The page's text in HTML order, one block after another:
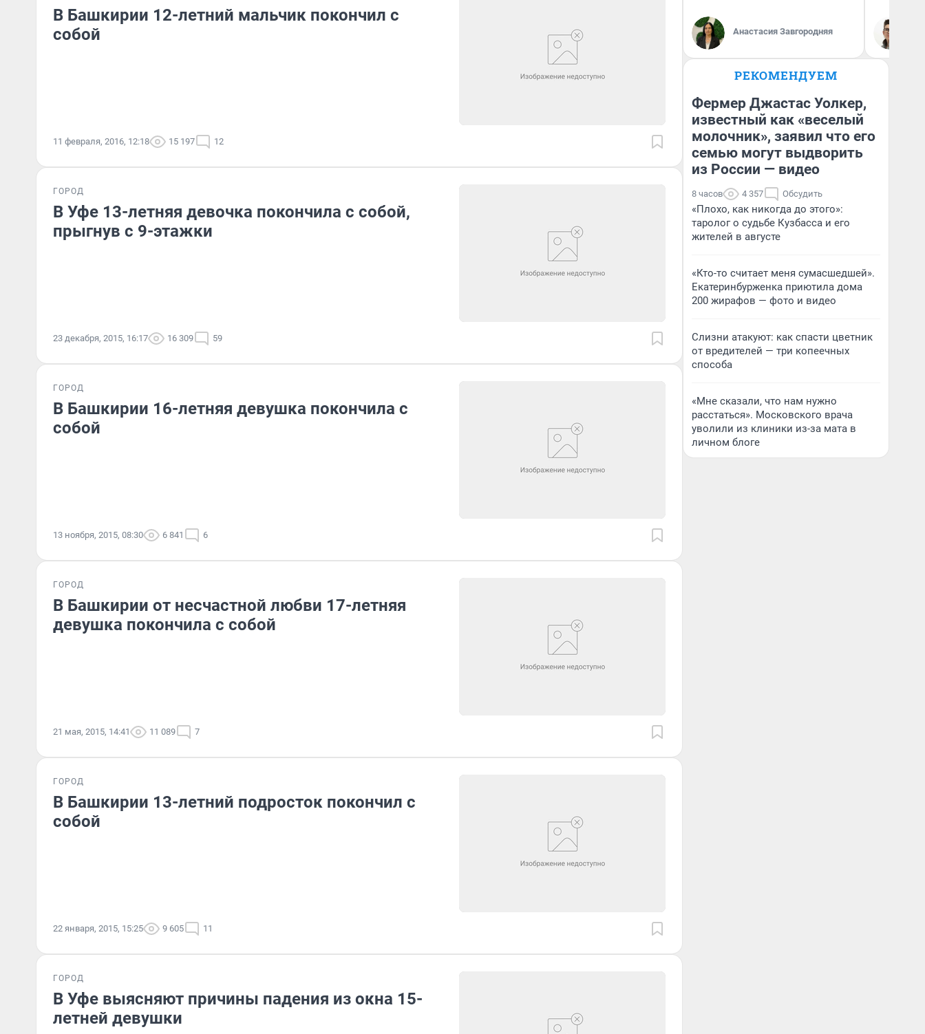
В Башкирии 12-летний мальчик покончил с
собой
11 февраля, 2016, 12:18 15 197 12
ГОРОД
В Уфе 13-летняя девочка покончила с собой,
прыгнув с 9-этажки
23 декабря, 2015, 16:17 16 309 59
ГОРОД
В Башкирии 16-летняя девушка покончила с
собой
13 ноября, 2015, 08:30 6 841 6
ГОРОД
В Башкирии от несчастной любви 17-летняя
девушка покончила с собой
21 мая, 2015, 14:41 11 089 7
ГОРОД
В Башкирии 13-летний подросток покончил с
собой
22 января, 2015, 15:25 9 605 11
ГОРОД
В Уфе выясняют причины падения из окна 15-
летней девушки
Анастасия Завгородняя
РЕКОМЕНДУЕМ
Фермер Джастас Уолкер,
известный как «веселый
молочник», заявил что его
семью могут выдворить
из России — видео
8 часов 4 357 Обсудить
«Плохо, как никогда до этого»:
таролог о судьбе Кузбасса и его
жителей в августе
«Кто-то считает меня сумасшедшей».
Екатеринбурженка приютила дома
200 жирафов — фото и видео
Слизни атакуют: как спасти цветник
от вредителей — три копеечных
способа
«Мне сказали, что нам нужно
расстаться». Московского врача
уволили из клиники из-за мата в
личном блоге